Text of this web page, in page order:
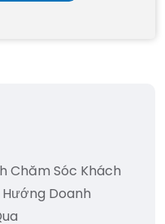
Chăm Sóc Khách
Hướng Doanh